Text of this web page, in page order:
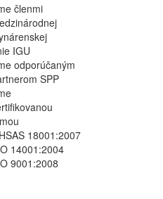
členmi
IGU
odporúčaným
SPP
18001:2007
14001:2004
9001:2008